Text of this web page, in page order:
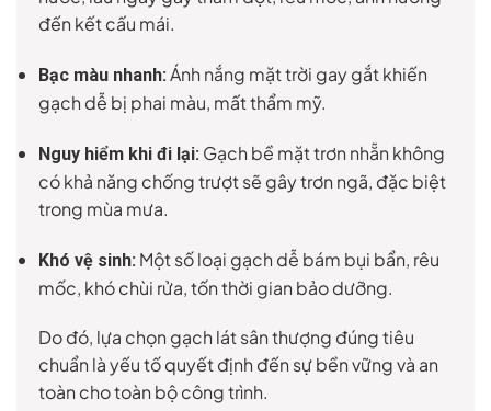
đến kết cấu mái.
Bạc màu nhanh: Ánh nắng mặt trời gay gắt khiến
gạch dễ bị phai màu, mất thẩm mỹ.
Nguy hiểm khi đi lại: Gạch bề mặt trơn nhẵn không
có khả năng chống trượt sẽ gây trơn ngã, đặc biệt
trong mùa mưa.
Khó vệ sinh: Một số loại gạch dễ bám bụi bẩn, rêu
mốc, khó chùi rửa, tốn thời gian bảo dưỡng.
Do đó, lựa chọn gạch lát sân thượng đúng tiêu
chuẩn là yếu tố quyết định đến sự bền vững và an
toàn cho toàn bộ công trình.